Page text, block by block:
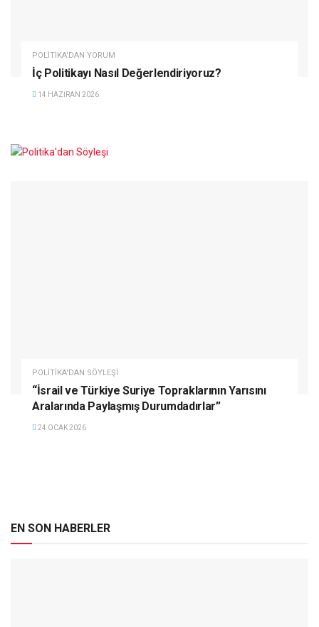
POLITIKA'DAN YORUM
İç Politikayı Nasıl Değerlendiriyoruz?
14 HAZIRAN 2026
POLITIKA'DAN SÖYLEŞI
“İsrail ve Türkiye Suriye Topraklarının Yarısını
Aralarında Paylaşmış Durumdadırlar”
24 OCAK 2026
EN SON HABERLER